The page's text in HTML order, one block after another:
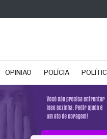
OPINIÃO POLÍCIA